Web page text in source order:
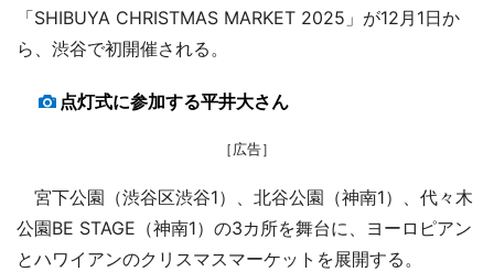
「SHIBUYA CHRISTMAS MARKET 2025」が12月1日か
ら、渋谷で初開催される。
点灯式に参加する平井大さん
［広告］
宮下公園（渋谷区渋谷1）、北谷公園（神南1）、代々木
公園BE STAGE（神南1）の3カ所を舞台に、ヨーロピアン
とハワイアンのクリスマスマーケットを展開する。